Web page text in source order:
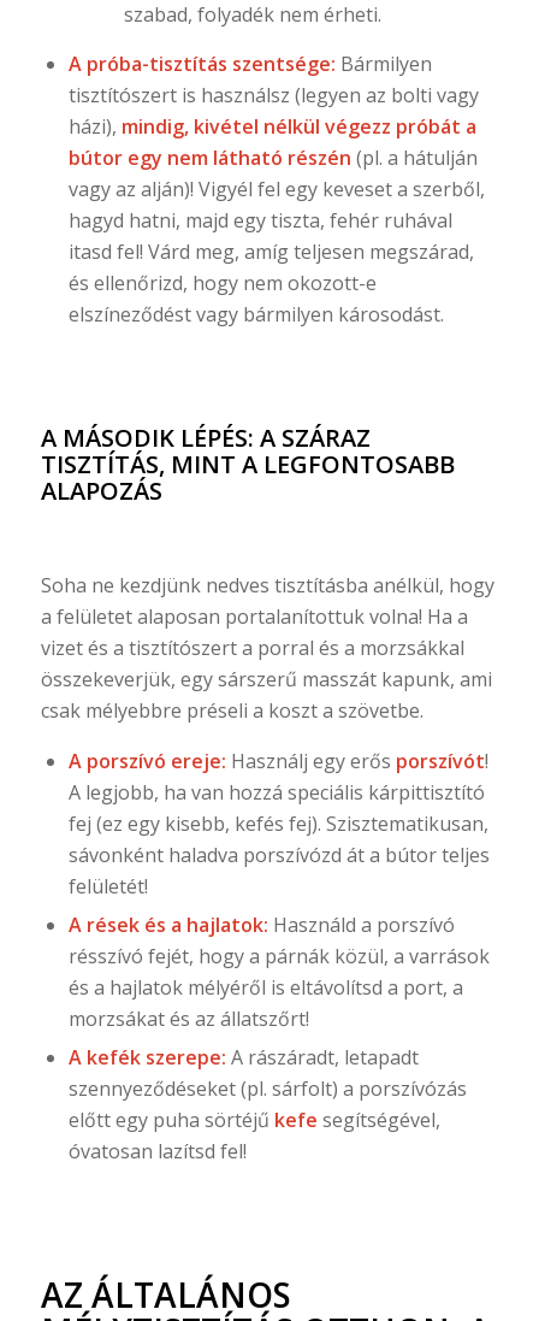
szabad, folyadék nem érheti.
A próba-tisztítás szentsége: Bármilyen
tisztítószert is használsz (legyen az bolti vagy
házi), mindig, kivétel nélkül végezz próbát a
bútor egy nem látható részén (pl. a hátulján
vagy az alján)! Vigyél fel egy keveset a szerből,
hagyd hatni, majd egy tiszta, fehér ruhával
itasd fel! Várd meg, amíg teljesen megszárad,
és ellenőrizd, hogy nem okozott-e
elszíneződést vagy bármilyen károsodást.
A MÁSODIK LÉPÉS: A SZÁRAZ
TISZTÍTÁS, MINT A LEGFONTOSABB
ALAPOZÁS
Soha ne kezdjünk nedves tisztításba anélkül, hogy
a felületet alaposan portalanítottuk volna! Ha a
vizet és a tisztítószert a porral és a morzsákkal
összekeverjük, egy sárszerű masszát kapunk, ami
csak mélyebbre préseli a koszt a szövetbe.
A porszívó ereje: Használj egy erős porszívót!
A legjobb, ha van hozzá speciális kárpittisztító
fej (ez egy kisebb, kefés fej). Szisztematikusan,
sávonként haladva porszívózd át a bútor teljes
felületét!
A rések és a hajlatok: Használd a porszívó
résszívó fejét, hogy a párnák közül, a varrások
és a hajlatok mélyéről is eltávolítsd a port, a
morzsákat és az állatszőrt!
A kefék szerepe: A rászáradt, letapadt
szennyeződéseket (pl. sárfolt) a porszívózás
előtt egy puha sörtéjű kefe segítségével,
óvatosan lazítsd fel!
AZ ÁLTALÁNOS